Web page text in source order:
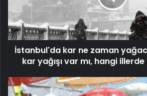
İstanbul'da kar ne zaman
kar yağışı var mı, hangi